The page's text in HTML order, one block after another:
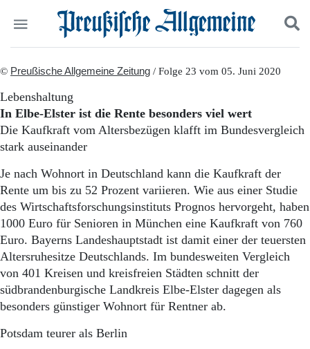
Start
Wer wir sind
Aktuelle Ausgabe
Abonnenten-Login
Abonnent werden
Politik
Panorama
Gesellschaft
Ostpreußen
Pommern
Berlin-Brandenburg
Schlesien
Danzig und Westpreußen
Bücher
Suchen und finden
© Preußische Allgemeine Zeitung / Folge 23 vom 05. Juni 2020
Lebenshaltung
In Elbe-Elster ist die Rente besonders viel wert
Die Kaufkraft vom Altersbezügen klafft im Bundesvergleich
stark auseinander
Je nach Wohnort in Deutschland kann die Kaufkraft der
Rente um bis zu 52 Prozent variieren. Wie aus einer Studie
des Wirtschaftsforschungsinstituts Prognos hervorgeht, haben
1000 Euro für Senioren in München eine Kaufkraft von 760
Euro. Bayerns Landeshauptstadt ist damit einer der teuersten
Altersruhesitze Deutschlands. Im bundesweiten Vergleich
von 401 Kreisen und kreisfreien Städten schnitt der
südbrandenburgische Landkreis Elbe-Elster dagegen als
besonders günstiger Wohnort für Rentner ab.
Potsdam teurer als Berlin